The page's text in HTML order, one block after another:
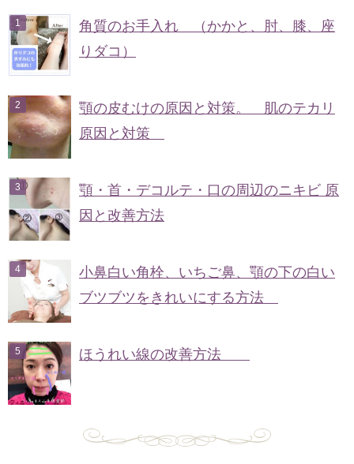
角質のお手入れ （かかと、肘、膝、座
りダコ）
顎の皮むけの原因と対策。 肌のテカリ
原因と対策
顎・首・デコルテ・口の周辺のニキビ 原
因と改善方法
小鼻白い角栓、いちご鼻、顎の下の白い
ブツブツをきれいにする方法
ほうれい線の改善方法